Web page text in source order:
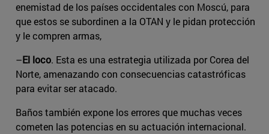
enemistad de los países occidentales con Moscú, para
que estos se subordinen a la OTAN y le pidan protección
y le compren armas,
–El loco. Esta es una estrategia utilizada por Corea del
Norte, amenazando con consecuencias catastróficas
para evitar ser atacado.
Baños también expone los errores que muchas veces
cometen las potencias en su actuación internacional.